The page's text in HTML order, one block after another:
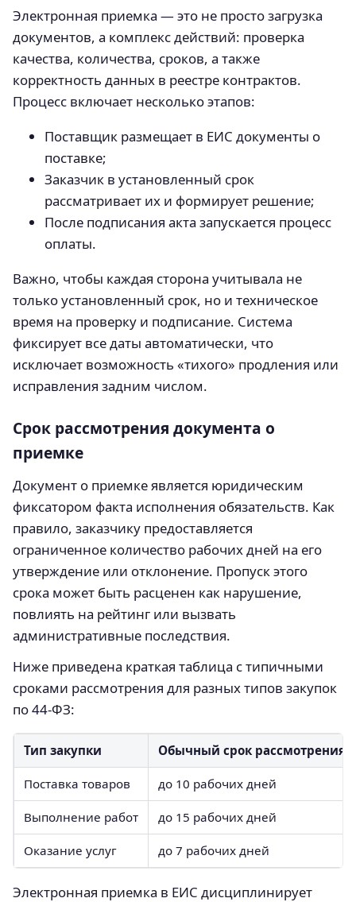
Электронная приемка — это не просто загрузка
документов, а комплекс действий: проверка
качества, количества, сроков, а также
корректность данных в реестре контрактов.
Процесс включает несколько этапов:
Поставщик размещает в ЕИС документы о
поставке;
Заказчик в установленный срок
рассматривает их и формирует решение;
После подписания акта запускается процесс
оплаты.
Важно, чтобы каждая сторона учитывала не
только установленный срок, но и техническое
время на проверку и подписание. Система
фиксирует все даты автоматически, что
исключает возможность «тихого» продления или
исправления задним числом.
Срок рассмотрения документа о
приемке
Документ о приемке является юридическим
фиксатором факта исполнения обязательств. Как
правило, заказчику предоставляется
ограниченное количество рабочих дней на его
утверждение или отклонение. Пропуск этого
срока может быть расценен как нарушение,
повлиять на рейтинг или вызвать
административные последствия.
Ниже приведена краткая таблица с типичными
сроками рассмотрения для разных типов закупок
по 44‑ФЗ:
Тип закупки Обычный срок рассмотрения
Поставка товаров до 10 рабочих дней
Выполнение работ до 15 рабочих дней
Оказание услуг до 7 рабочих дней
Электронная приемка в ЕИС дисциплинирует